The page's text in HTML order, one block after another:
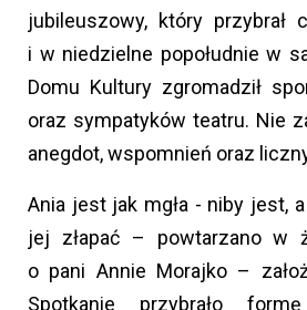
jubileuszowy, który przybrał
i w niedzielne popołudnie w
Domu Kultury zgromadził
oraz sympatyków teatru. Nie
anegdot, wspomnień oraz
Ania jest jak mgła - niby jest,
jej złapać – powtarzano w
o pani Annie Morajko –
Spotkanie przybrało